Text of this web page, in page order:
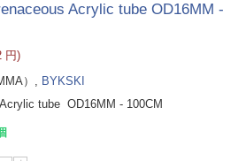
Acrylic tube OD16MM -
円)
）, BYKSKI
tube OD16MM - 100CM